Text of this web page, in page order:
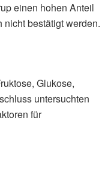
einen hohen Anteil
bestätigt werden.
Glukose,
untersuchten
für